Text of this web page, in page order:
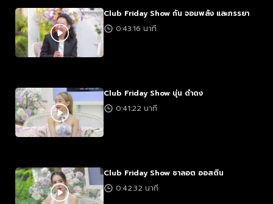
Club Friday Show กัน จอมพลัง และภรรยา
0:43:16 นาที
Club Friday Show นุ่น ดำดง
0:41:22 นาที
Club Friday Show ชาลอต ออสติน
0:42:32 นาที